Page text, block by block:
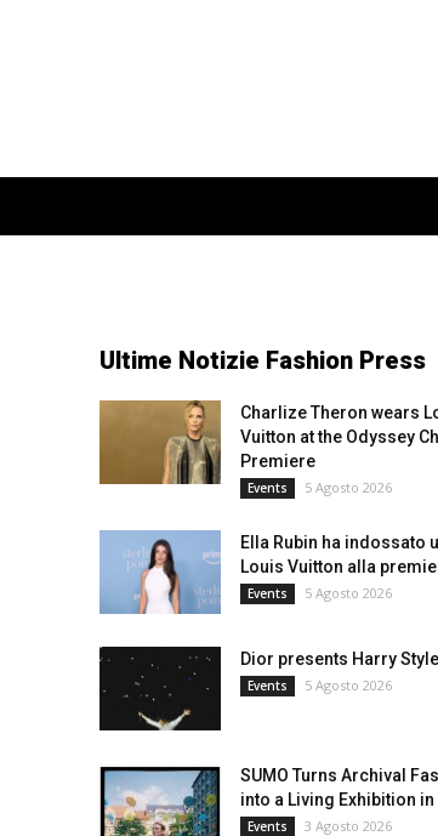
Ultime Notizie Fashion Press
Charlize Theron wears
Vuitton at the Odyssey
Premiere
Events 5 Agosto 2026
Ella Rubin ha indossato
Louis Vuitton alla
Events 5 Agosto 2026
Dior presents Harry
Events 5 Agosto 2026
SUMO Turns Archival
into a Living Exhibition
Events 3 Agosto 2026